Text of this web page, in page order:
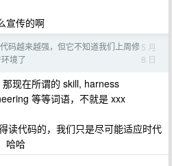
宣传的啊
码越来越强，但它不知道我们上周修
境了
5 月
8 日
现在所谓的 skill, harness
等等词语，不就是 xxx
读代码的，我们只是尽可能适应时代
哈哈